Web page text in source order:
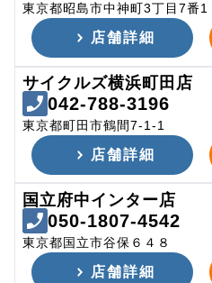
東京都昭島市中神町3丁目7番1
店舗詳細
サイクルズ横浜町田店
042-788-3196
東京都町田市鶴間7-1-1
店舗詳細
国立府中インター店
050-1807-4542
東京都国立市谷保６４８
店舗詳細